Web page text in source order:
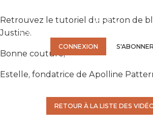
VIDÉO.
Connectez-vous ou abonnez-vous pour
CONNEXION
S'ABONNER
Retrouvez le tutoriel du patron de
Justine.
Bonne couture,
Estelle, fondatrice de Apolline
RETOUR À LA LISTE DES